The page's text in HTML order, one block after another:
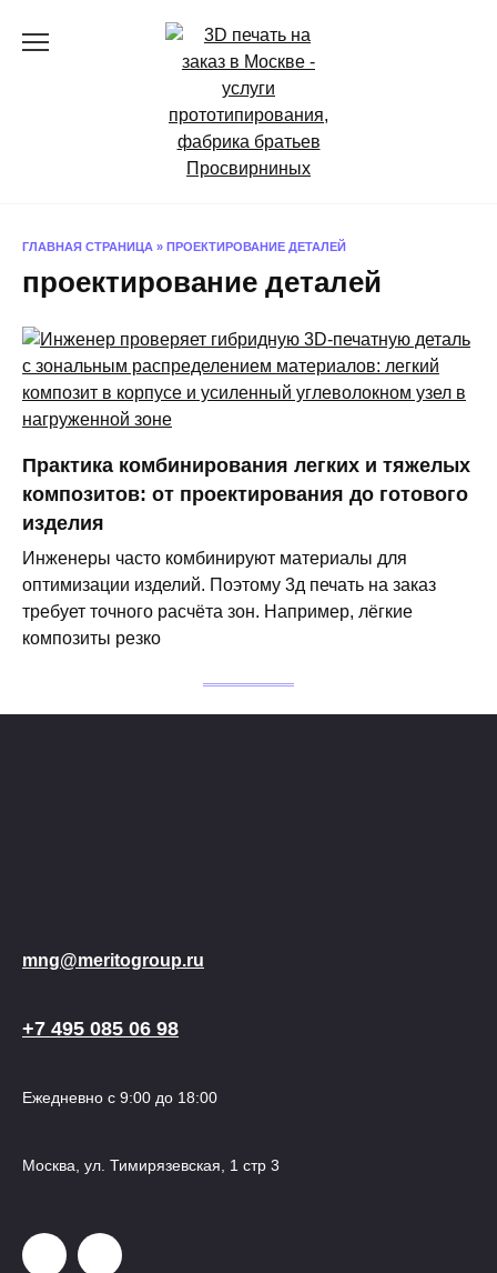
ГЛАВНАЯ СТРАНИЦА » ПРОЕКТИРОВАНИЕ ДЕТАЛЕЙ
проектирование деталей
Практика комбинирования легких и тяжелых
композитов: от проектирования до готового
изделия
Инженеры часто комбинируют материалы для
оптимизации изделий. Поэтому 3д печать на заказ
требует точного расчёта зон. Например, лёгкие
композиты резко
mng@meritogroup.ru
+7 495 085 06 98
Ежедневно с 9:00 до 18:00
Москва, ул. Тимирязевская, 1 стр 3